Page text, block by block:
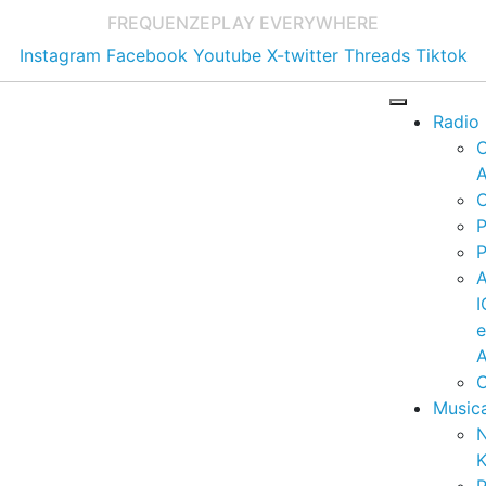
FREQUENZEPLAY EVERYWHERE
Instagram Facebook Youtube X-twitter Threads Tiktok
Radio
e